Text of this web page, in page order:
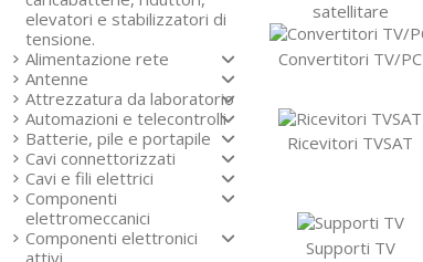
satellitare
Convertitori TV/PC
Ricevitori TVSAT
Supporti TV
elevatori e stabilizzatori di
tensione.
Alimentazione rete
Antenne
Attrezzatura da laboratorio
Automazioni e telecontrolli
Batterie, pile e portapile
Cavi connettorizzati
Cavi e fili elettrici
Componenti
elettromeccanici
Componenti elettronici